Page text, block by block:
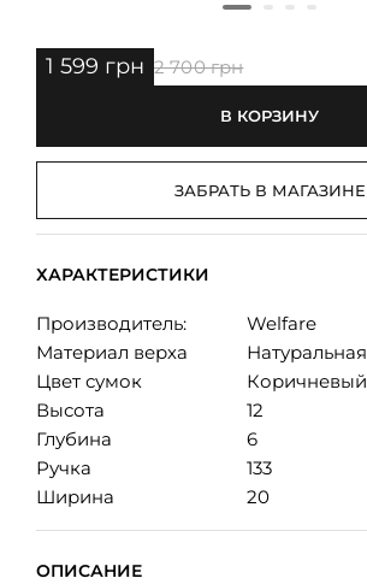
1 599 грн 2 700 грн
В КОРЗИНУ
ЗАБРАТЬ В МАГАЗИНЕ
ХАРАКТЕРИСТИКИ
Производитель:
Welfare
Материал верха
Цвет сумок
Коричневый
Высота
12
Глубина
6
Ручка
133
Ширина
20
ОПИСАНИЕ